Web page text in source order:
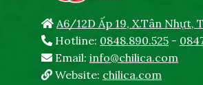
A6/12D Ấp 19, X.Tân Nhựt,
Hotline: 0848.890.525 -
Email: info@chilica.com
Website: chilica.com